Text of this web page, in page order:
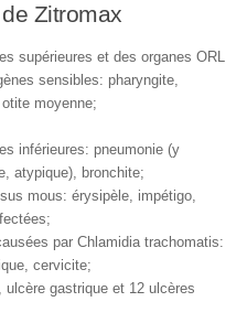
Zitromax
supérieures et des organes ORL
sensibles: pharyngite,
otite moyenne;
inférieures: pneumonie (y
atypique), bronchite;
mous: érysipèle, impétigo,
par Chlamidia trachomatis:
cervicite;
gastrique et 12 ulcères